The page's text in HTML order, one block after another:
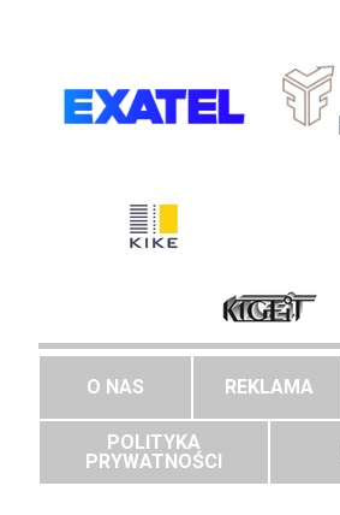
O NAS REKLAMA
POLITYKA
PRYWATNOŚCI